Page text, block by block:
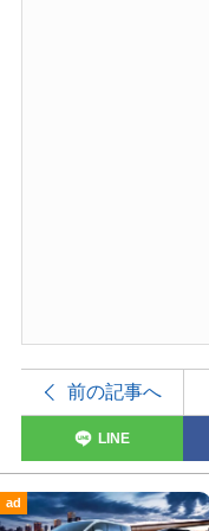
前の記事へ
LINE
ad